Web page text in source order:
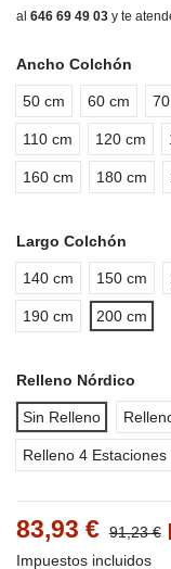
al 646 69 49 03 y te
Ancho Colchón
50 cm 60 cm
110 cm 120 cm
160 cm 180 cm
Largo Colchón
140 cm 150 cm
190 cm 200 cm
Relleno Nórdico
Sin Relleno
Relleno 4
83,93 € 91,23 €
Impuestos incluidos